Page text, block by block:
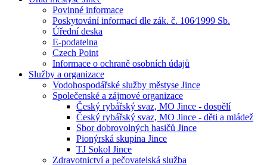
Povinné informace
Poskytování informací dle zák. č. 106⁄1999 Sb.
Úřední deska
E-podatelna
Czech Point
Informace o ochraně osobních údajů
Služby a organizace
Vodohospodářské služby městyse Jince
Společenské a zájmové organizace
Český rybářský svaz, MO Jince - dospělí
Český rybářský svaz, MO Jince - děti a mládež
Sbor dobrovolných hasičů Jince
Pionýrská skupina Jince
TJ Sokol Jince
Zdravotnictví a pečovatelská služba